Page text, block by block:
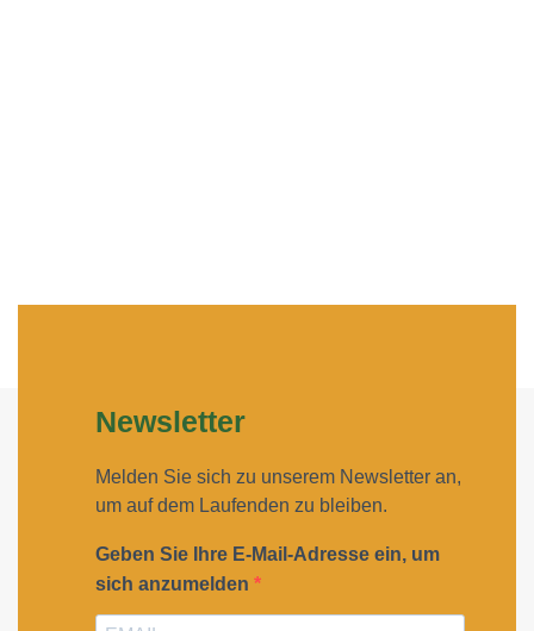
Newsletter
Melden Sie sich zu unserem Newsletter an,
um auf dem Laufenden zu bleiben.
Geben Sie Ihre E-Mail-Adresse ein, um
sich anzumelden